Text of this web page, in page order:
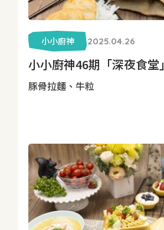
小小廚神 2025.04.26
小小廚神46期「深夜食堂」
豚骨拉麵、牛粒